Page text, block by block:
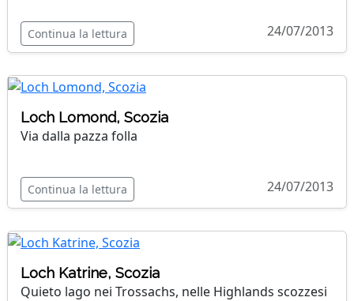
Continua la lettura 24/07/2013
Loch Lomond, Scozia
Via dalla pazza folla
Continua la lettura 24/07/2013
Loch Katrine, Scozia
Quieto lago nei Trossachs, nelle Highlands scozzesi